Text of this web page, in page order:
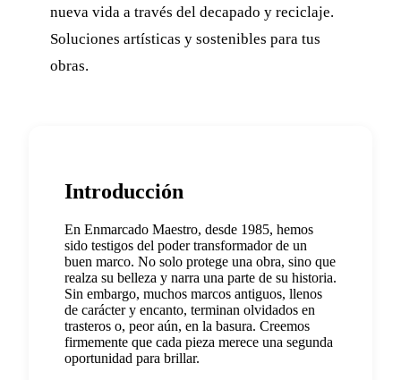
nueva vida a través del decapado y reciclaje.
Soluciones artísticas y sostenibles para tus
obras.
Introducción
En Enmarcado Maestro, desde 1985, hemos
sido testigos del poder transformador de un
buen marco. No solo protege una obra, sino que
realza su belleza y narra una parte de su historia.
Sin embargo, muchos marcos antiguos, llenos
de carácter y encanto, terminan olvidados en
trasteros o, peor aún, en la basura. Creemos
firmemente que cada pieza merece una segunda
oportunidad para brillar.